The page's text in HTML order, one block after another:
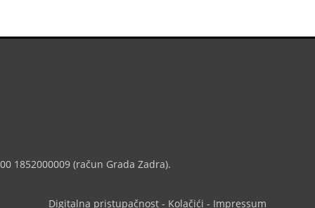
1852000009 (račun Grada Zadra).
Digitalna pristupačnost - Kolačići - Impressum